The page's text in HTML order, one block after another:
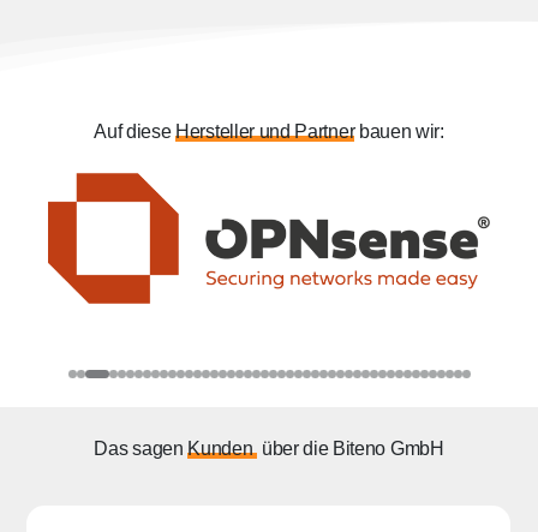
Auf dieseHerstellerundPartnerbauen wir:
Das sagenKunden über die Biteno GmbH